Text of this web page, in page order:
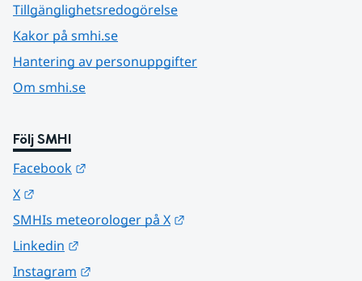
Tillgänglighetsredogörelse
Kakor på smhi.se
Hantering av personuppgifter
Om smhi.se
Följ SMHI
Facebook
X
SMHIs meteorologer på X
Linkedin
Instagram